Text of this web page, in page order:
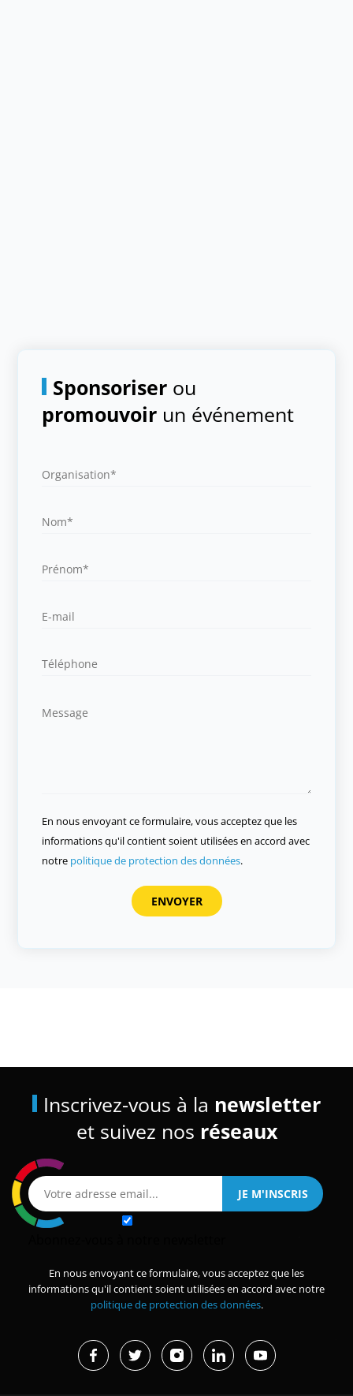
Sponsoriser ou
promouvoir un événement
En nous envoyant ce formulaire, vous acceptez que les
informations qu'il contient soient utilisées en accord avec
notre politique de protection des données.
Inscrivez-vous à la newsletter
et suivez nos réseaux
En nous envoyant ce formulaire, vous acceptez que les
informations qu'il contient soient utilisées en accord avec notre
politique de protection des données.